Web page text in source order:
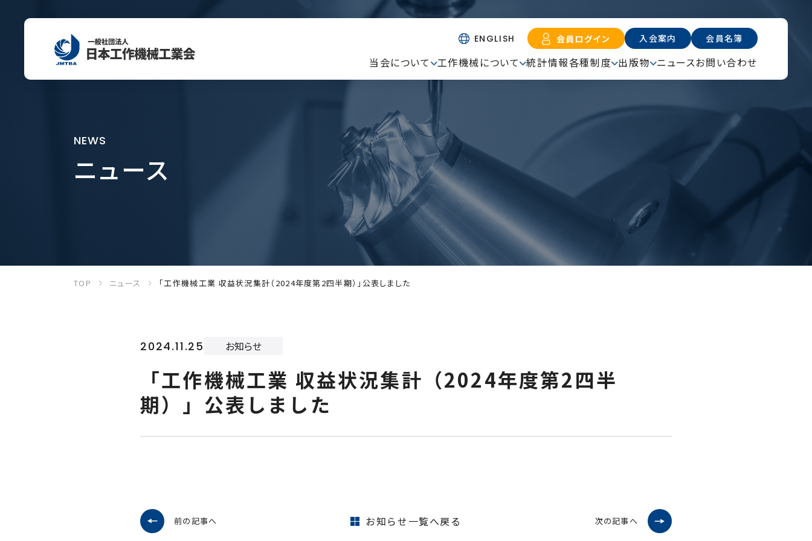
ENGLISH 会員ログイン 入会案内 会員名簿
当会について 工作機械について 統計情報各種制度 出版物 ニュースお問い合わせ
NEWS
ニュース
TOP ニュース 「工作機械工業 収益状況集計（2024年度第2四半期）」公表しました
2024.11.25 お知らせ
「工作機械工業 収益状況集計（2024年度第2四半
期）」公表しました
前の記事へ お知らせ一覧へ戻る 次の記事へ